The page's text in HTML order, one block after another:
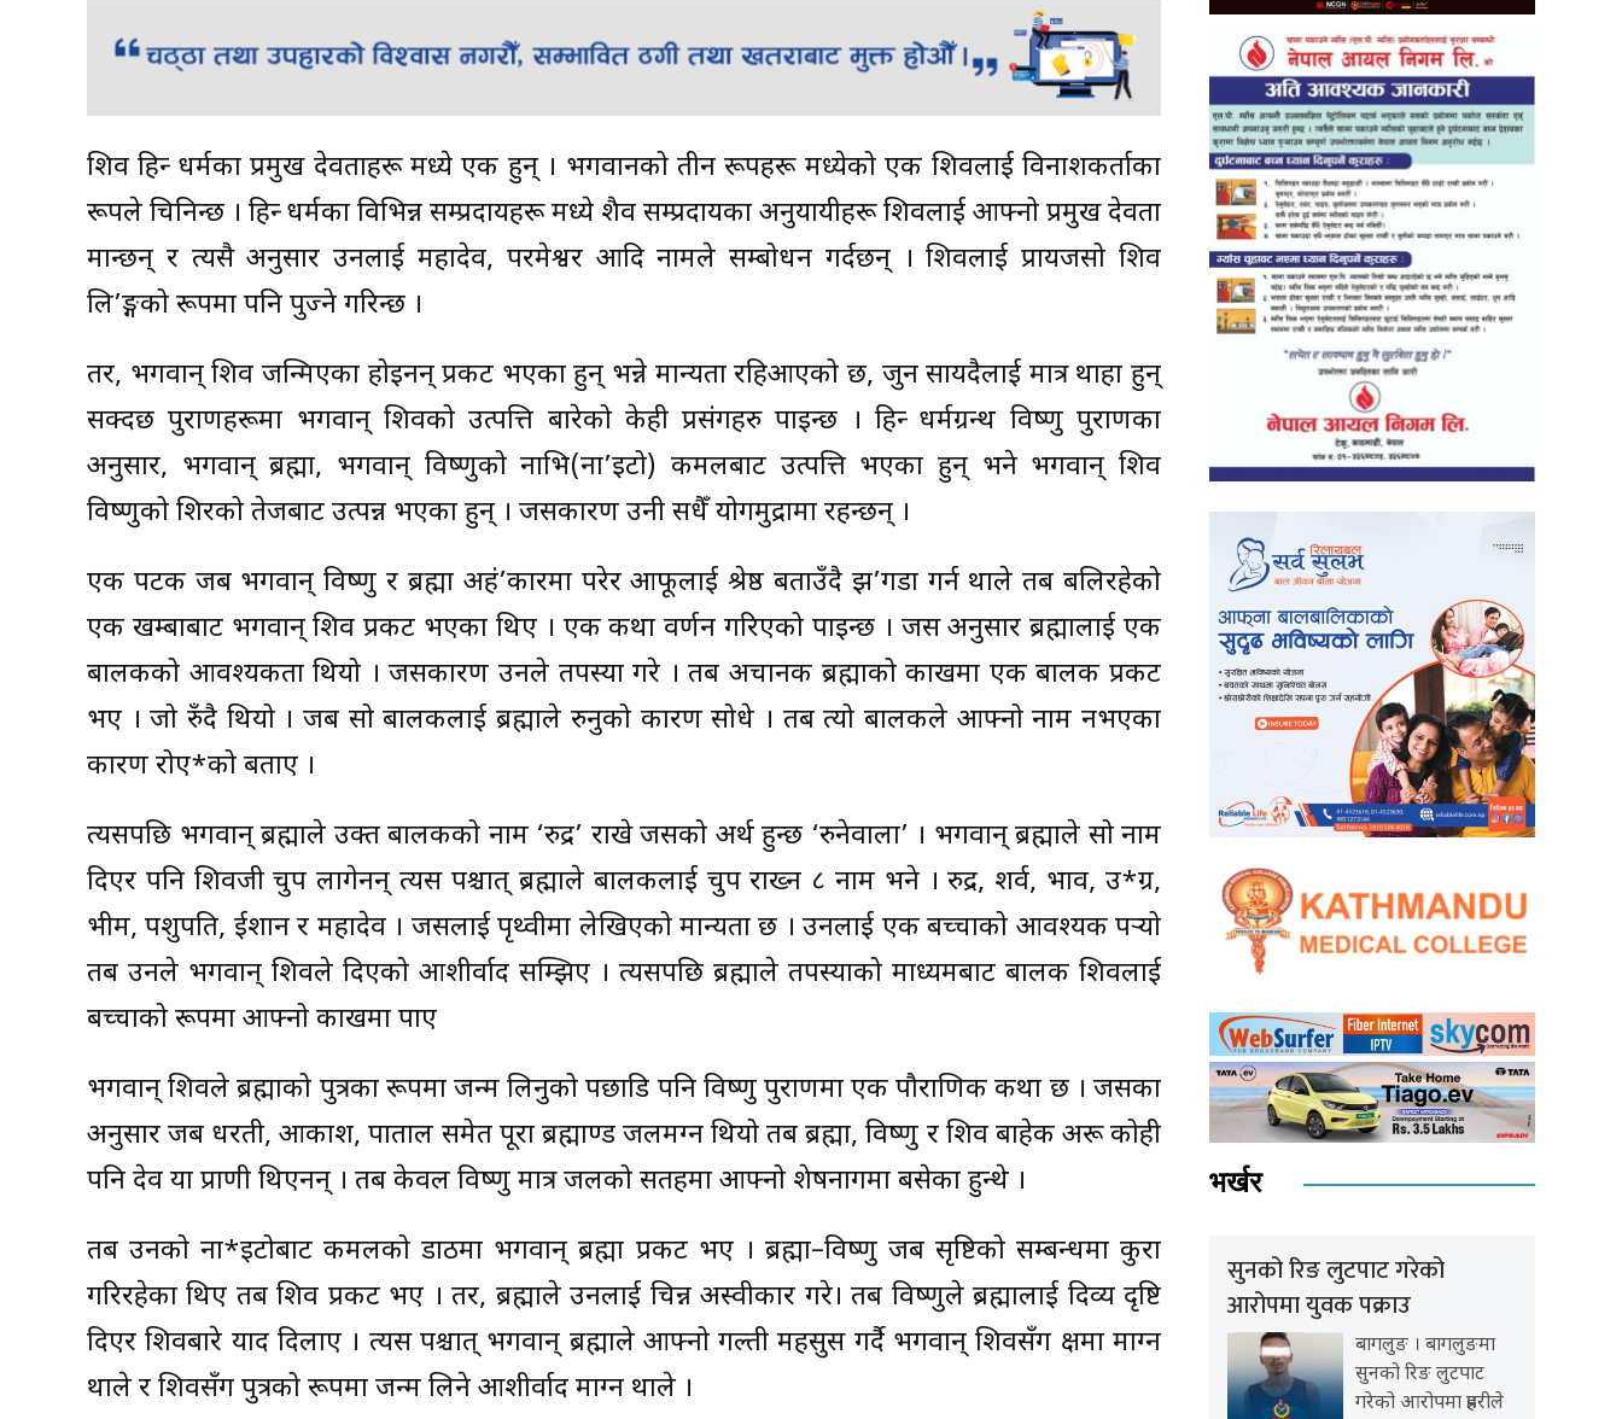
शिव हिन्दु धर्मका प्रमुख देवताहरू मध्ये एक हुन् । भगवानको तीन रूपहरू मध्येको एक शिवलाई विनाशकर्ताका
रूपले चिनिन्छ । हिन्दु धर्मका विभिन्न सम्प्रदायहरू मध्ये शैव सम्प्रदायका अनुयायीहरू शिवलाई आफ्नो प्रमुख देवता
मान्छन् र त्यसै अनुसार उनलाई महादेव, परमेश्वर आदि नामले सम्बोधन गर्दछन् । शिवलाई प्रायजसो शिव
लि’ङ्गको रूपमा पनि पुज्ने गरिन्छ ।
तर, भगवान् शिव जन्मिएका होइनन् प्रकट भएका हुन् भन्ने मान्यता रहिआएको छ, जुन सायदैलाई मात्र थाहा हुन्
सक्दछ पुराणहरूमा भगवान् शिवको उत्पत्ति बारेको केही प्रसंगहरु पाइन्छ । हिन्दु धर्मग्रन्थ विष्णु पुराणका
अनुसार, भगवान् ब्रह्मा, भगवान् विष्णुको नाभि(ना’इटो) कमलबाट उत्पत्ति भएका हुन् भने भगवान् शिव
विष्णुको शिरको तेजबाट उत्पन्न भएका हुन् । जसकारण उनी सधैँ योगमुद्रामा रहन्छन् ।
एक पटक जब भगवान् विष्णु र ब्रह्मा अहं’कारमा परेर आफूलाई श्रेष्ठ बताउँदै झ’गडा गर्न थाले तब बलिरहेको
एक खम्बाबाट भगवान् शिव प्रकट भएका थिए । एक कथा वर्णन गरिएको पाइन्छ । जस अनुसार ब्रह्मालाई एक
बालकको आवश्यकता थियो । जसकारण उनले तपस्या गरे । तब अचानक ब्रह्माको काखमा एक बालक प्रकट
भए । जो रुँदै थियो । जब सो बालकलाई ब्रह्माले रुनुको कारण सोधे । तब त्यो बालकले आफ्नो नाम नभएका
कारण रोए*को बताए ।
त्यसपछि भगवान् ब्रह्माले उक्त बालकको नाम ‘रुद्र’ राखे जसको अर्थ हुन्छ ‘रुनेवाला’ । भगवान् ब्रह्माले सो नाम
दिएर पनि शिवजी चुप लागेनन् त्यस पश्चात् ब्रह्माले बालकलाई चुप राख्न ८ नाम भने । रुद्र, शर्व, भाव, उ*ग्र,
भीम, पशुपति, ईशान र महादेव । जसलाई पृथ्वीमा लेखिएको मान्यता छ । उनलाई एक बच्चाको आवश्यक पर्‍यो
तब उनले भगवान् शिवले दिएको आशीर्वाद सम्झिए । त्यसपछि ब्रह्माले तपस्याको माध्यमबाट बालक शिवलाई
बच्चाको रूपमा आफ्नो काखमा पाए
भगवान् शिवले ब्रह्माको पुत्रका रूपमा जन्म लिनुको पछाडि पनि विष्णु पुराणमा एक पौराणिक कथा छ । जसका
अनुसार जब धरती, आकाश, पाताल समेत पूरा ब्रह्माण्ड जलमग्न थियो तब ब्रह्मा, विष्णु र शिव बाहेक अरू कोही
पनि देव या प्राणी थिएनन् । तब केवल विष्णु मात्र जलको सतहमा आफ्नो शेषनागमा बसेका हुन्थे ।
तब उनको ना*इटोबाट कमलको डाठमा भगवान् ब्रह्मा प्रकट भए । ब्रह्मा–विष्णु जब सृष्टिको सम्बन्धमा कुरा
गरिरहेका थिए तब शिव प्रकट भए । तर, ब्रह्माले उनलाई चिन्न अस्वीकार गरे। तब विष्णुले ब्रह्मालाई दिव्य दृष्टि
दिएर शिवबारे याद दिलाए । त्यस पश्चात् भगवान् ब्रह्माले आफ्नो गल्ती महसुस गर्दै भगवान् शिवसँग क्षमा माग्न
थाले र शिवसँग पुत्रको रूपमा जन्म लिने आशीर्वाद माग्न थाले ।
भर्खर
सुनको रिङ लुटपाट गरेको
आरोपमा युवक पक्राउ
बागलुङ । बागलुङमा
सुनको रिङ लुटपाट
गरेको आरोपमा प्रहरीले